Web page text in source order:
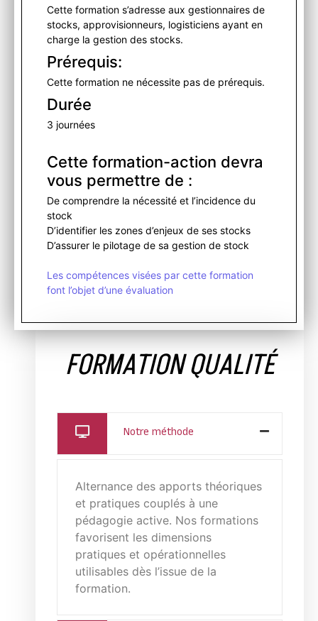
Cette formation s’adresse aux gestionnaires de
stocks, approvisionneurs, logisticiens ayant en
charge la gestion des stocks.
Prérequis:
Cette formation ne nécessite pas de prérequis.
Durée
3 journées
Cette formation-action devra
vous permettre de :
De comprendre la nécessité et l’incidence du
stock
D’identifier les zones d’enjeux de ses stocks
D’assurer le pilotage de sa gestion de stock
Les compétences visées par cette formation
font l’objet d’une évaluation
FORMATION QUALITÉ
Notre méthode
Alternance des apports théoriques
et pratiques couplés à une
pédagogie active. Nos formations
favorisent les dimensions
pratiques et opérationnelles
utilisables dès l’issue de la
formation.